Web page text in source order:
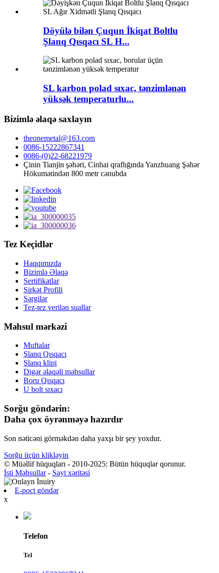
Döyülə bilən Çuqun İkiqat Boltlu
Şlanq Qısqacı SL H...
SL karbon polad sıxac, tənzimlənən
yüksək temperaturlu...
Bizimlə əlaqə saxlayın
theonemetal@163.com
0086-15222867341
0086-(0)22-68221979
Çinin Tianjin şəhəri, Cinhai qraflığında Yanzhuang Şəhər
Hökumətindən 800 metr cənubda
Tez Keçidlər
Haqqımızda
Bizimlə Əlaqə
Sertifikatlar
Şirkət Profili
Sərgilər
Tez-tez verilən suallar
Məhsul mərkəzi
Muftalar
Şlanq Qısqacı
Şlanq klipi
Digər əlaqəli məhsullar
Boru Qısqacı
U bolt sıxacı
Sorğu göndərin:
Daha çox öyrənməyə hazırdır
Son nəticəni görməkdən daha yaxşı bir şey yoxdur.
Sorğu üçün klikləyin
© Müəllif hüquqları - 2010-2025: Bütün hüquqlar qorunur.
İsti Məhsullar- Sayt xəritəsi
E-poçt göndər
x
Telefon
Tel